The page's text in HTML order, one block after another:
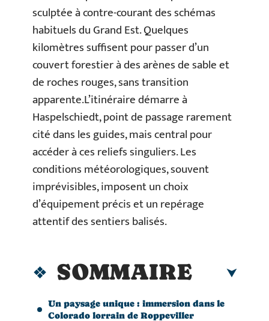
sculptée à contre-courant des schémas
habituels du Grand Est. Quelques
kilomètres suffisent pour passer d’un
couvert forestier à des arènes de sable et
de roches rouges, sans transition
apparente.L’itinéraire démarre à
Haspelschiedt, point de passage rarement
cité dans les guides, mais central pour
accéder à ces reliefs singuliers. Les
conditions météorologiques, souvent
imprévisibles, imposent un choix
d’équipement précis et un repérage
attentif des sentiers balisés.
SOMMAIRE
Un paysage unique : immersion dans le
Colorado lorrain de Roppeviller